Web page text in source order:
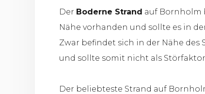
Der Boderne Strand auf Bornholm
Nähe vorhanden und sollte es in
Zwar befindet sich in der Nähe
und sollte somit nicht als
Der beliebteste Strand auf